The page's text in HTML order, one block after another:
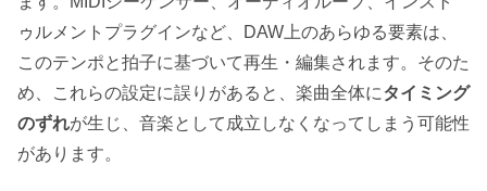
ゥルメントプラグインなど、DAW上のあらゆる要素は、
このテンポと拍子に基づいて再生・編集されます。そのた
め、これらの設定に誤りがあると、楽曲全体にタイミング
のずれが生じ、音楽として成立しなくなってしまう可能性
があります。